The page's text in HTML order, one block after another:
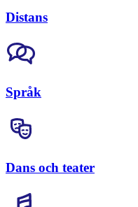
Distans
Språk
Dans och teater